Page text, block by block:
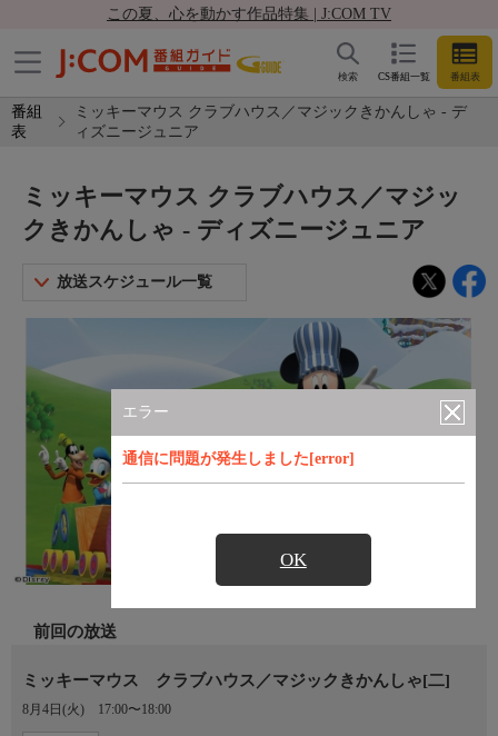
この夏、心を動かす作品特集 | J:COM TV
CS番組一覧 番組表
検索
番組
表
ミッキーマウス クラブハウス／マジックきかんしゃ - デ
ィズニージュニア
エラー
通信に問題が発生しました[error]
OK
ミッキーマウス クラブハウス／マジッ
クきかんしゃ - ディズニージュニア
放送スケジュール一覧
前回の放送
ミッキーマウス クラブハウス／マジックきかんしゃ[二]
8月4日(火) 17:00〜18:00